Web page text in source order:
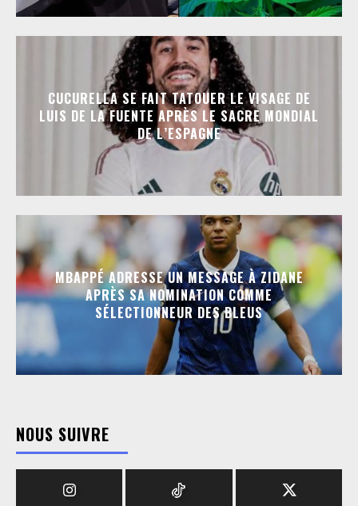
CUCURELLA SE FAIT TATOUER LE VISAGE DE
LUIS DE LA FUENTE APRÈS LE SACRE MONDIAL
DE L’ESPAGNE
MBAPPÉ ADRESSE UN MESSAGE À ZIDANE
APRÈS SA NOMINATION COMME
SÉLECTIONNEUR DES BLEUS
NOUS SUIVRE